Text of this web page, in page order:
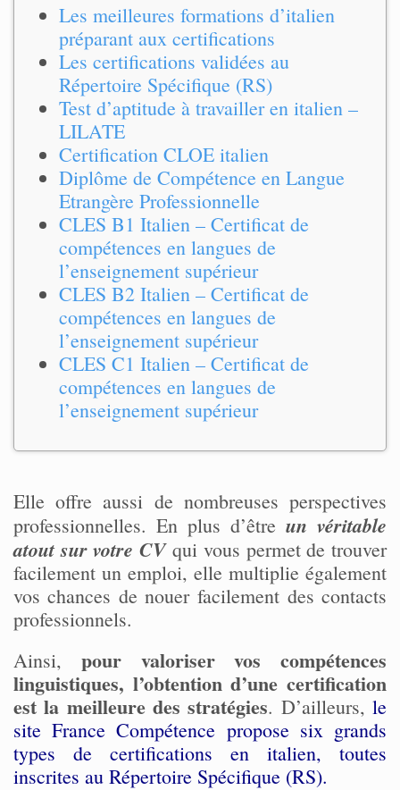
Les meilleures formations d’italien
préparant aux certifications
Les certifications validées au
Répertoire Spécifique (RS)
Test d’aptitude à travailler en italien –
LILATE
Certification CLOE italien
Diplôme de Compétence en Langue
Etrangère Professionnelle
CLES B1 Italien – Certificat de
compétences en langues de
l’enseignement supérieur
CLES B2 Italien – Certificat de
compétences en langues de
l’enseignement supérieur
CLES C1 Italien – Certificat de
compétences en langues de
l’enseignement supérieur
Elle offre aussi de nombreuses perspectives
professionnelles. En plus d’êtreun véritable
atout sur votre CVqui vous permet de trouver
facilement un emploi, elle multiplie également
vos chances de nouer facilement des contacts
professionnels.
Ainsi, pour valoriser vos compétences
linguistiques, l’obtention d’une certification
est la meilleure des stratégies. D’ailleurs,le
site France Compétence propose six grands
types de certifications en italien, toutes
inscrites au Répertoire Spécifique (RS).